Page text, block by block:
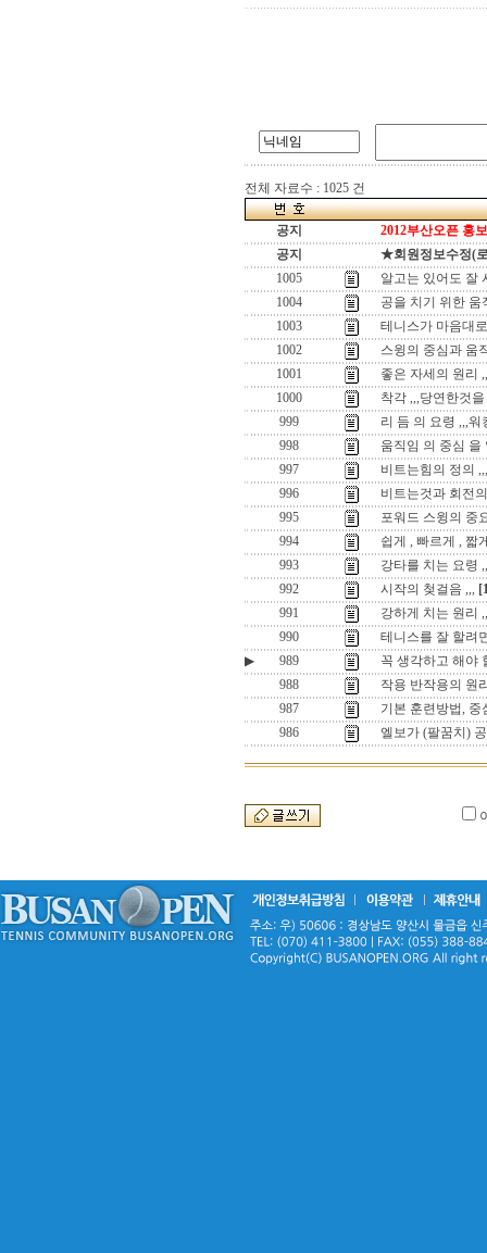
전체 자료수 : 1025 건
공지
2012부산오픈 홍
공지
★회원정보수정(
1005
알고는 있어도 잘
1004
공을 치기 위한 움
1003
테니스가 마음대
1002
스윙의 중심과 움
1001
좋은 자세의 원리
1000
착각 ,,,당연한것
999
리 듬 의 요령 ,,,워
998
움직임 의 중심 을
997
비트는힘의 정의
996
비트는것과 회전
995
포워드 스윙의 중
994
쉽게 , 빠르게 , 짧
993
강타를 치는 요령
992
시작의 첮걸음 ,,,
991
강하게 치는 원리
990
테니스를 잘 할려
▶
989
꼭 생각하고 해야
988
작용 반작용의 원
987
기본 훈련방법, 중
986
엘보가 (팔꿈치)